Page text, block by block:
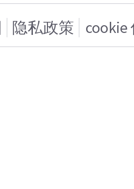
隐私政策 cookie